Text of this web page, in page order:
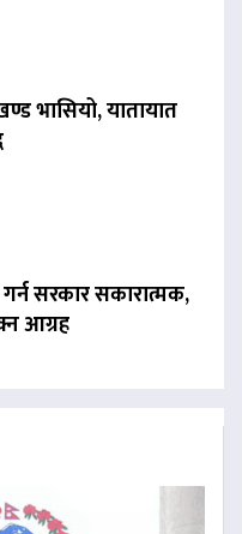
भासियो, यातायात
गर्न सरकार सकारात्मक,
आग्रह